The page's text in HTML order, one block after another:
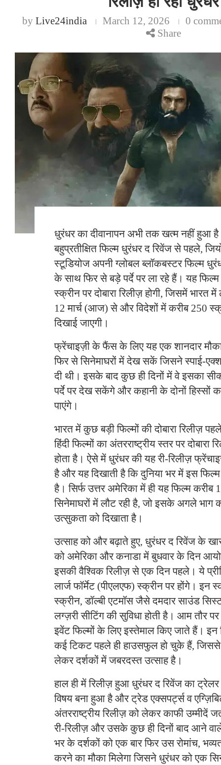
by Live24india March 12, 2026
0
Share
धुरंधर का दीवानापन अभी तक खत्म नहीं हुआ
बहुप्रतीक्षित फिल्म धुरंधर द रिवेंज से पहले,
स्टूडियोज अपनी ग्लोबल ब्लॉकबस्टर फिल्म
के साथ फिर से बड़े पर्दे पर ला रहे हैं। यह
स्क्रीन पर दोबारा रिलीज़ होगी, जिसमें भारत
12 मार्च (आज) से और विदेशों में करीब 250
दिखाई जाएगी।
फ्रेंचाइज़ी के फैंस के लिए यह एक शानदार
फिर से सिनेमाघरों में देख सकें जिसने स्पाई-
दी थी। इसके बाद कुछ ही दिनों में वे इसका
पर्दे पर देख सकेंगे और कहानी के दोनों हिस्सों
पाएंगे।
भारत में कुछ बड़ी फिल्मों की दोबारा रिलीज़
हिंदी फिल्मों का अंतरराष्ट्रीय स्तर पर दोबारा
होता है। ऐसे में धुरंधर की यह री-रिलीज़
है और यह दिखाती है कि दुनिया भर में इस
है। सिर्फ उत्तर अमेरिका में ही यह फिल्म करीब
सिनेमाघरों में लौट रही है, जो इसके अगले भाग
उत्सुकता को दिखाता है।
उत्साह को और बढ़ाते हुए, धुरंधर द रिवेंज के खास
को अमेरिका और कनाडा में बुधवार के दिन
इसकी वैश्विक रिलीज़ से एक दिन पहले। ये
लार्ज फॉर्मेट (पीएलएफ) स्क्रीन पर होंगे। इन
स्क्रीन, डॉल्बी एटमॉस जैसे दमदार साउंड
लग्ज़री सीटिंग की सुविधा होती है। आम तौर
इवेंट फिल्मों के लिए इस्तेमाल किए जाते हैं। इन
कई टिकट पहले ही हाउसफुल हो चुके हैं,
लेकर दर्शकों में जबरदस्त उत्साह है।
हाल ही में रिलीज़ हुआ धुरंधर द रिवेंज का ट्रेलर
विषय बना हुआ है और ट्रेड एक्सपर्ट्स व
अंतरराष्ट्रीय रिलीज़ को लेकर काफी उम्मीदें
री-रिलीज़ और उसके कुछ ही दिनों बाद आने
भर के दर्शकों को एक बार फिर उस रोमांच,
करने का मौका मिलेगा जिसने धुरंधर को एक